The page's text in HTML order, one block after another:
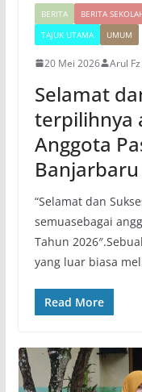
BERITA BERITA
TAJUK UTAMA
UMUM
20 Mei 2026 Arul Fz
Selamat
terpilihnya
Anggota
“Selamat dan
semuasebagai
Tahun
yang luar biasa
Read More